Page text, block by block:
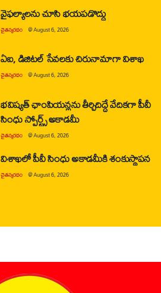
వైఫల్యాలను చూసి భయపడొద్దు
చైతన్యరధం @August 6, 2026
ఏఐ, డిజిటల్ సేవలకు చిరునామాగా విశాఖ
చైతన్యరధం @August 6, 2026
భవిష్యత్ ఛాంపియన్లను తీర్చిదిద్దే వేదికగా పీవీ
సింధు స్పోర్ట్స్ అకాడమీ
చైతన్యరధం @August 6, 2026
విశాఖలో పీవీ సింధు అకాడమీకి శంకుస్థాపన
చైతన్యరధం @August 6, 2026